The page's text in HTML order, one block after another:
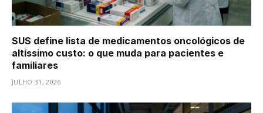
SUS define lista de medicamentos oncológicos de
altíssimo custo: o que muda para pacientes e
familiares
JULHO 31, 2026